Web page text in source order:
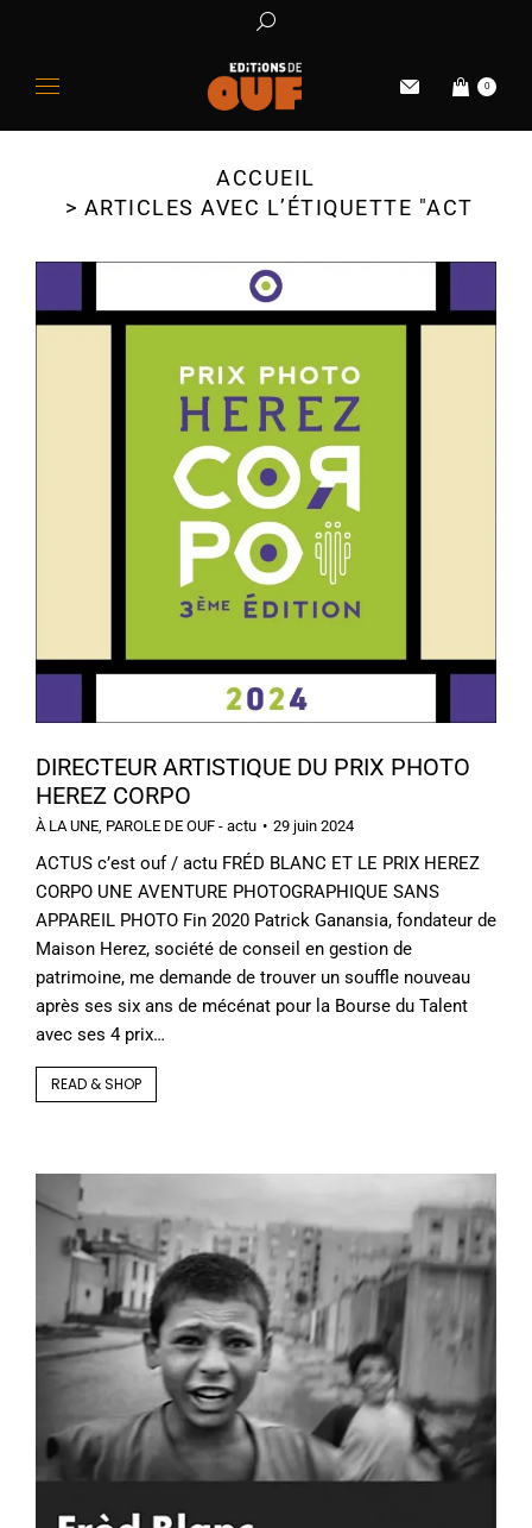
0
ACCUEIL
ARTICLES AVEC L’ÉTIQUETTE
DIRECTEUR ARTISTIQUE DU PRIX PHOTO
HEREZ CORPO
À LA UNE, PAROLE DE OUF - actu 29 juin 2024
ACTUS c’est ouf / actu FRÉD BLANC ET LE PRIX HEREZ
CORPO UNE AVENTURE PHOTOGRAPHIQUE SANS
APPAREIL PHOTO Fin 2020 Patrick Ganansia, fondateur de
Maison Herez, société de conseil en gestion de
patrimoine, me demande de trouver un souffle nouveau
après ses six ans de mécénat pour la Bourse du Talent
avec ses 4 prix…
READ & SHOP